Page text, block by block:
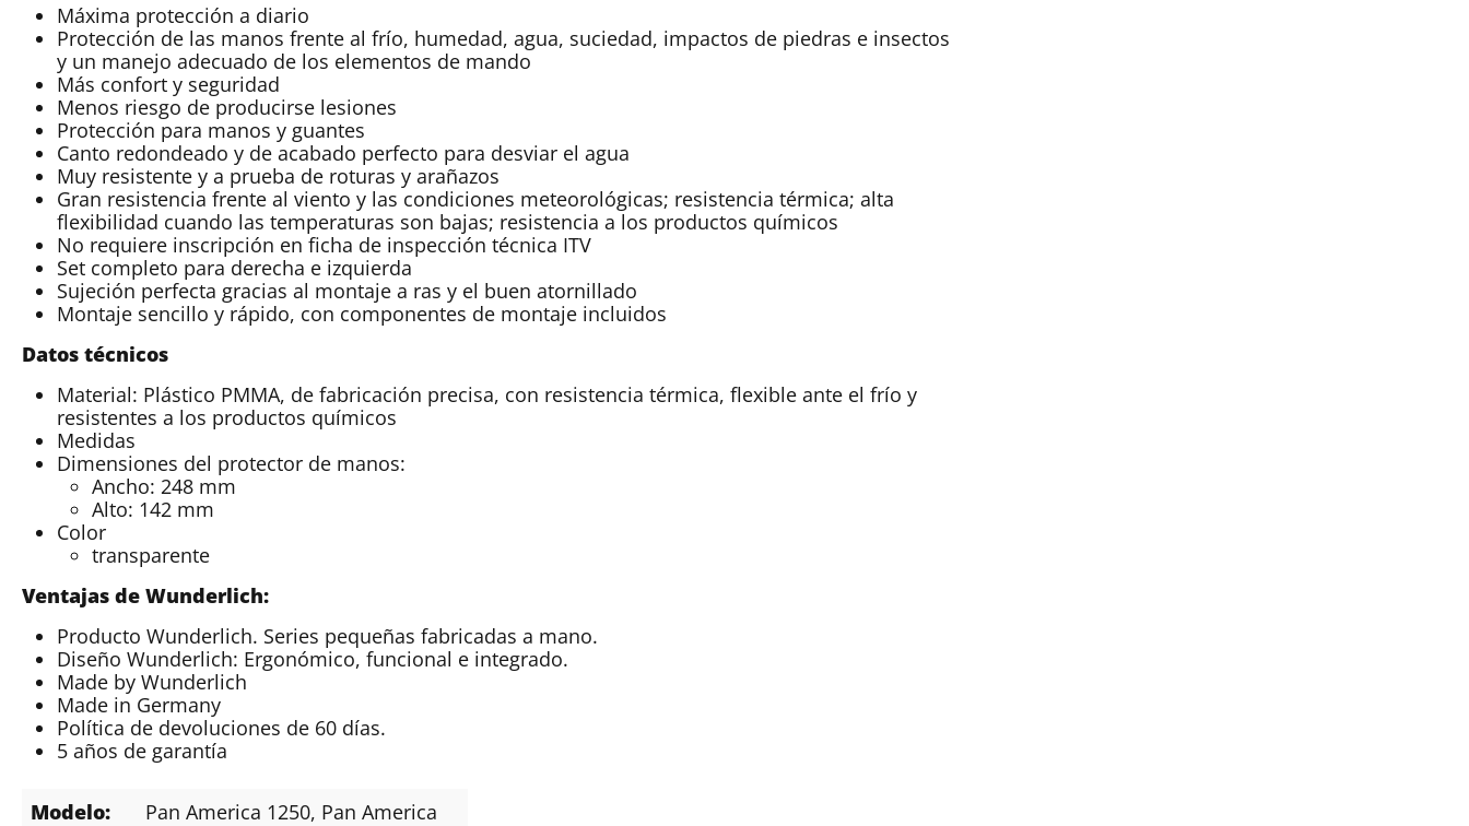
Máxima protección a diario
Protección de las manos frente al frío, humedad, agua, suciedad, impactos de piedras e insectos
y un manejo adecuado de los elementos de mando
Más confort y seguridad
Menos riesgo de producirse lesiones
Protección para manos y guantes
Canto redondeado y de acabado perfecto para desviar el agua
Muy resistente y a prueba de roturas y arañazos
Gran resistencia frente al viento y las condiciones meteorológicas; resistencia térmica; alta
flexibilidad cuando las temperaturas son bajas; resistencia a los productos químicos
No requiere inscripción en ficha de inspección técnica ITV
Set completo para derecha e izquierda
Sujeción perfecta gracias al montaje a ras y el buen atornillado
Montaje sencillo y rápido, con componentes de montaje incluidos
Datos técnicos
Material: Plástico PMMA, de fabricación precisa, con resistencia térmica, flexible ante el frío y
resistentes a los productos químicos
Medidas
Dimensiones del protector de manos:
Ancho: 248 mm
Alto: 142 mm
Color
transparente
Ventajas de Wunderlich:
Producto Wunderlich. Series pequeñas fabricadas a mano.
Diseño Wunderlich: Ergonómico, funcional e integrado.
Made by Wunderlich
Made in Germany
Política de devoluciones de 60 días.
5 años de garantía
Modelo: Pan America 1250, Pan America